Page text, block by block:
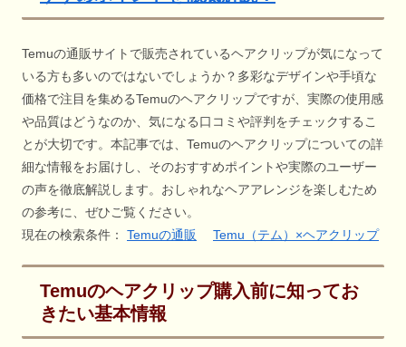
Temuの通販サイトで販売されているヘアクリップが気になって
いる方も多いのではないでしょうか？多彩なデザインや手頃な
価格で注目を集めるTemuのヘアクリップですが、実際の使用感
や品質はどうなのか、気になる口コミや評判をチェックするこ
とが大切です。本記事では、Temuのヘアクリップについての詳
細な情報をお届けし、そのおすすめポイントや実際のユーザー
の声を徹底解説します。おしゃれなヘアアレンジを楽しむため
の参考に、ぜひご覧ください。
現在の検索条件： Temuの通販 Temu（テム）×ヘアクリップ
Temuのヘアクリップ購入前に知ってお
きたい基本情報